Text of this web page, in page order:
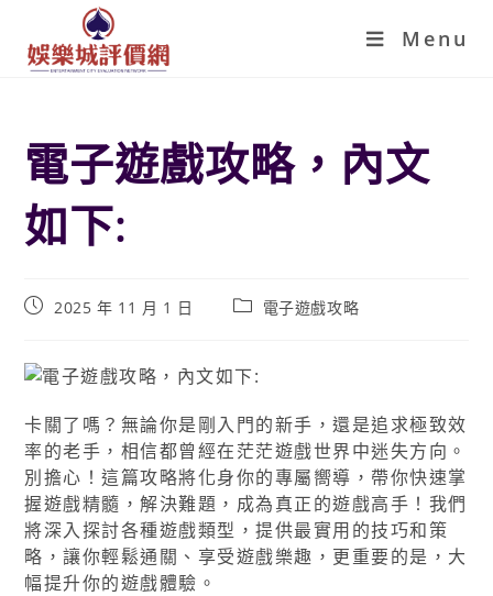
Menu
電子遊戲攻略，內文
如下:
2025 年 11 月 1 日 電子遊戲攻略
卡關了嗎？無論你是剛入門的新手，還是追求極致效
率的老手，相信都曾經在茫茫遊戲世界中迷失方向。
別擔心！這篇攻略將化身你的專屬嚮導，帶你快速掌
握遊戲精髓，解決難題，成為真正的遊戲高手！我們
將深入探討各種遊戲類型，提供最實用的技巧和策
略，讓你輕鬆通關、享受遊戲樂趣，更重要的是，大
幅提升你的遊戲體驗。